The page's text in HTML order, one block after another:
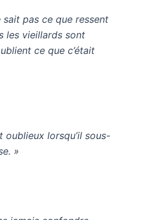
sait pas ce que ressent
les vieillards sont
ce que c’était
oublieux lorsqu’il sous-
»